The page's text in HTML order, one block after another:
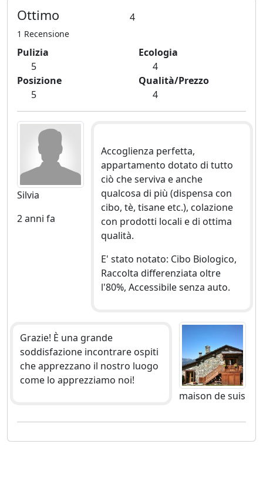
Ottimo 4
1 Recensione
Pulizia
5
Ecologia
4
Posizione
5
Qualità/Prezzo
4
Silvia
2 anni fa
Accoglienza perfetta,
appartamento dotato di tutto
ciò che serviva e anche
qualcosa di più (dispensa con
cibo, tè, tisane etc.), colazione
con prodotti locali e di ottima
qualità.
E' stato notato: Cibo Biologico,
Raccolta differenziata oltre
l'80%, Accessibile senza auto.
Grazie! È una grande
soddisfazione incontrare ospiti
che apprezzano il nostro luogo
come lo apprezziamo noi!
maison de suis